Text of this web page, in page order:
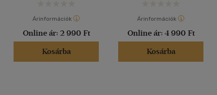
Árinformációk
Online ár: 2 990 Ft
Kosárba
Árinformációk
Online ár: 4 990 Ft
Kosárba